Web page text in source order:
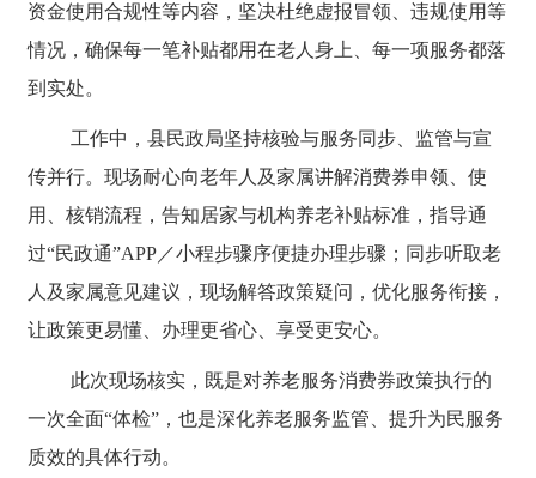
资金使用合规性等内容，坚决杜绝虚报冒领、违规使用等
情况，确保每一笔补贴都用在老人身上、每一项服务都落
到实处。
工作中，县民政局坚持核验与服务同步、监管与宣
传并行。现场耐心向老年人及家属讲解消费券申领、使
用、核销流程，告知居家与机构养老补贴标准，指导通
过“民政通”APP／小程步骤序便捷办理步骤；同步听取老
人及家属意见建议，现场解答政策疑问，优化服务衔接，
让政策更易懂、办理更省心、享受更安心。
此次现场核实，既是对养老服务消费券政策执行的
一次全面“体检”，也是深化养老服务监管、提升为民服务
质效的具体行动。